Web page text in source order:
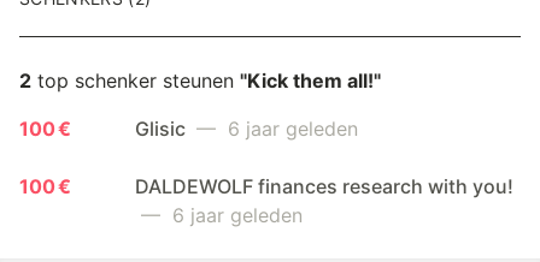
2 top schenker steunen "Kick them all!"
100 €
Glisic — 6 jaar geleden
100 €
DALDEWOLF finances research with you!
— 6 jaar geleden